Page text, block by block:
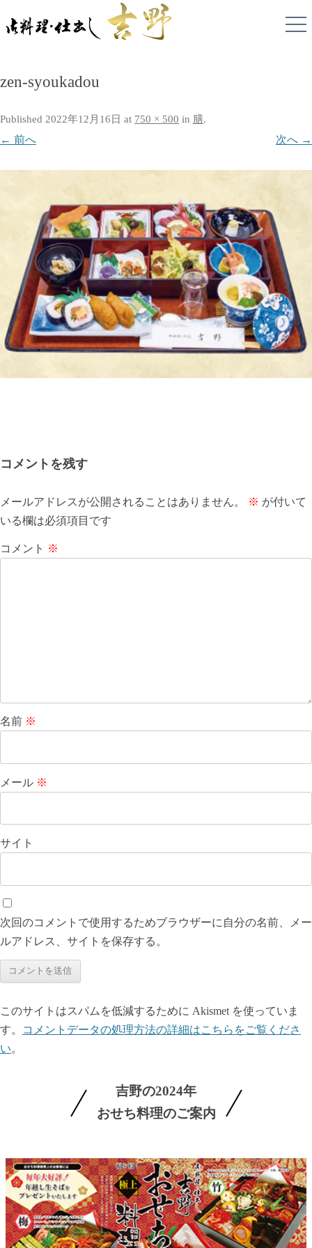
zen-syoukadou
Published 2022年12月16日 at 750 × 500 in 膳.
← 前へ 次へ →
コメントを残す
メールアドレスが公開されることはありません。 ※ が付いて
いる欄は必須項目です
コメント ※
名前 ※
メール ※
サイト
次回のコメントで使用するためブラウザーに自分の名前、メー
ルアドレス、サイトを保存する。
このサイトはスパムを低減するために Akismet を使っていま
す。
コメントデータの処理方法の詳細はこちらをご覧くださ
い。
吉野の2024年
おせち料理のご案内